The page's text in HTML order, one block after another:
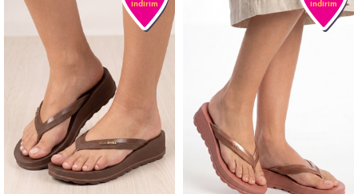
indirim indirim